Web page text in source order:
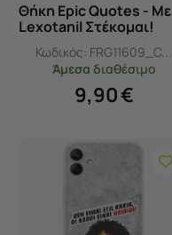
Θήκη Epic Quotes - Με
Lexotanil Στέκομαι!
Samsung Galaxy F04
Flexible TPU (Διάφανη
Σιλικόνη)
Κωδικός: FRG11609_C...
Άμεσα διαθέσιμο
9,90€